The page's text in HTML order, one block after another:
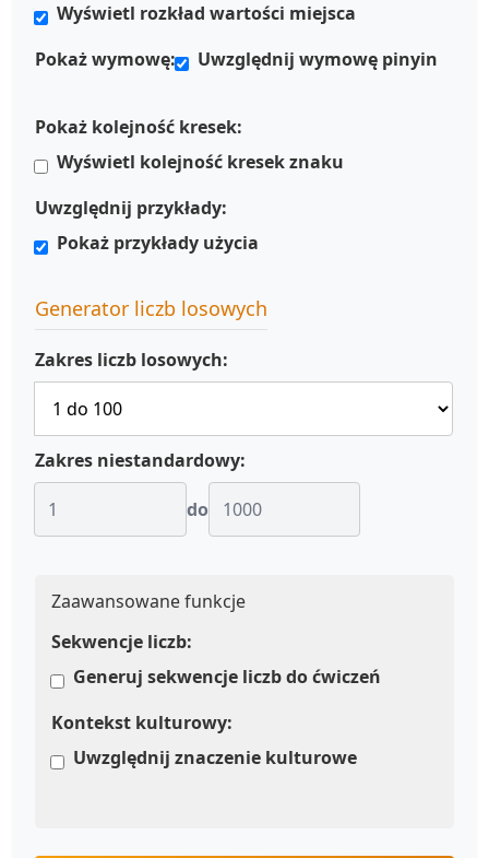
Wyświetl rozkład wartości miejsca
Pokaż wymowę:
Uwzględnij wymowę pinyin
Pokaż kolejność kresek:
Wyświetl kolejność kresek znaku
Uwzględnij przykłady:
Pokaż przykłady użycia
Generator liczb losowych
Zakres liczb losowych:
Zakres niestandardowy:
do
Zaawansowane funkcje
Sekwencje liczb:
Generuj sekwencje liczb do ćwiczeń
Kontekst kulturowy:
Uwzględnij znaczenie kulturowe